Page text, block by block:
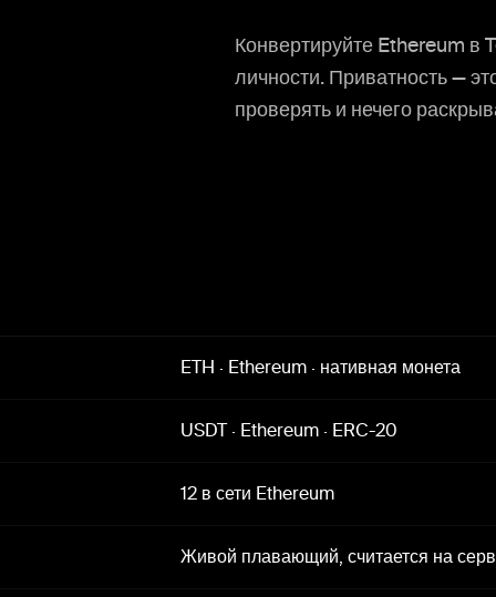
Конвертируйте Ethereum в
личности. Приватность —
проверять и нечего
ETH · Ethereum · нативная монета
USDT· Ethereum · ERC-20
12 в сети Ethereum
Живой плавающий, считается на